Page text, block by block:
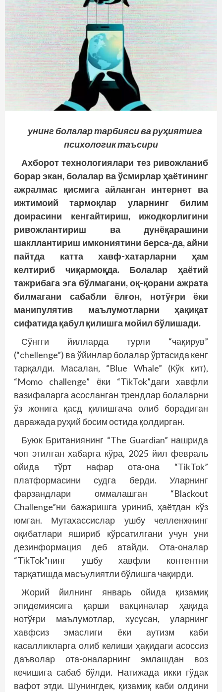
унинг болалар тарбияси ва руҳиятига
психологик таъсири
Ахборот технологиялари тез ривожланиб
борар экан, болалар ва ўсмирлар ҳаётининг
ажралмас қисмига айланган интернет ва
ижтимоий тармоқлар уларнинг билим
доирасини кенгайтириш, ижодкорлигини
ривожлантириш ва дунёқарашини
шакллантириш имкониятини берса-да, айни
пайтда катта хавф-хатарларни ҳам
келтириб чиқармоқда. Болалар ҳаётий
тажрибага эга бўлмагани, оқ-қорани ажрата
билмагани сабабли ёлғон, нотўғри ёки
манипулятив маълумотларни ҳақиқат
сифатида қабул қилишга мойил бўлишади.
Сўнгги йилларда турли “чақирув”
(“chellenge”) ва ўйинлар болалар ўртасида кенг
тарқалди. Масалан, “Blue Whale” (Кўк кит),
“Momo challenge” ёки “TikTok”даги хавфли
вазифаларга асосланган трендлар болаларни
ўз жонига қасд қилишгача олиб борадиган
даражада руҳий босим остида қолдирган.
Буюк Британиянинг “The Guardian” нашрида
чоп этилган хабарга кўра, 2025 йил февраль
ойида тўрт нафар ота-она “TikTok”
платформасини судга берди. Уларнинг
фарзандлари оммалашган “Blackout
Challenge”ни бажаришга уриниб, ҳаётдан кўз
юмган. Мутахассислар ушбу челленжнинг
оқибатлари яшириб кўрсатилгани учун уни
дезинформация деб атайди. Ота-оналар
“TikTok”нинг ушбу хавфли контентни
тарқатишда масъулиятли бўлишга чақирди.
Жорий йилнинг январь ойида қизамиқ
эпидемиясига қарши вакциналар ҳақида
нотўғри маълумотлар, хусусан, уларнинг
хавфсиз эмаслиги ёки аутизм каби
касалликларга олиб келиши ҳақидаги асоссиз
даъволар ота-оналарнинг эмлашдан воз
кечишига сабаб бўлди. Натижада икки гўдак
вафот этди. Шунингдек, қизамиқ каби олдини